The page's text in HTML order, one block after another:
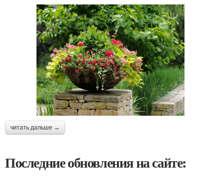
читать дальше →
Последние обновления на сайте: